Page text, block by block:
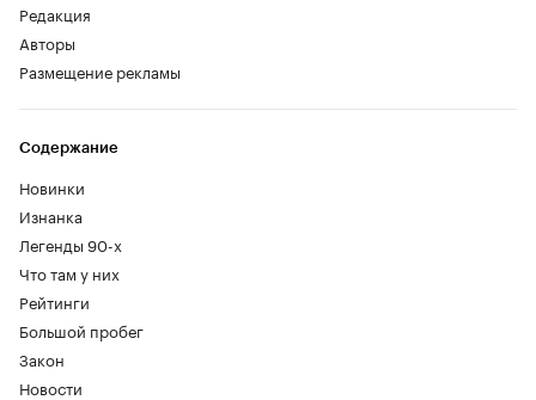
Редакция
Авторы
Размещение рекламы
Содержание
Новинки
Изнанка
Легенды 90-х
Что там у них
Рейтинги
Большой пробег
Закон
Новости